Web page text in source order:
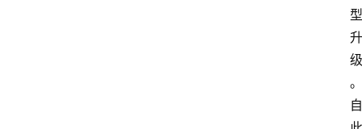
型
升
级
。
自